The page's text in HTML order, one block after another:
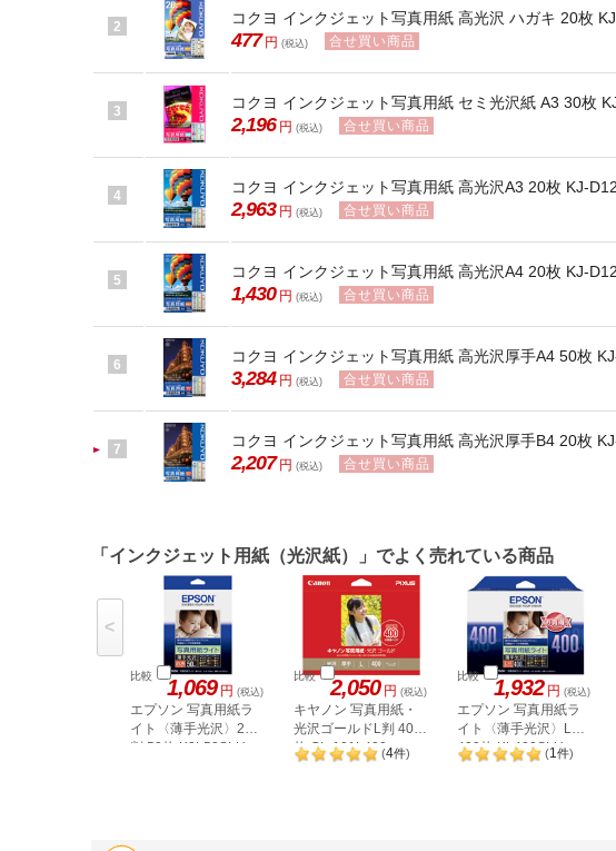
2 コクヨ インクジェット写真用紙 高光沢 ハガキ 20枚
477 円 (税込) 合せ買い商品
3 コクヨ インクジェット写真用紙 セミ光沢紙 A3 30枚
2,196 円 (税込) 合せ買い商品
4 コクヨ インクジェット写真用紙 高光沢A3 20枚 KJ-
2,963 円 (税込) 合せ買い商品
5 コクヨ インクジェット写真用紙 高光沢A4 20枚 KJ-
1,430 円 (税込) 合せ買い商品
6 コクヨ インクジェット写真用紙 高光沢厚手A4 50枚
3,284 円 (税込) 合せ買い商品
7 コクヨ インクジェット写真用紙 高光沢厚手B4 20枚
2,207 円 (税込) 合せ買い商品
「インクジェット用紙（光沢紙）」でよく売れている商品
比較 1,069 円 (税込)
エプソン 写真用紙ラ
イト〈薄手光沢〉2L
判 50枚 K2L50SLU
比較 2,050 円 (税込)
キヤノン 写真用紙・
光沢ゴールドL判 400
枚 GL-101L400(4件)
比較 1,932 円 (税込)
エプソン 写真用紙ラ
イト〈薄手光沢〉L判
400枚 KL400SLU
(1件)
<